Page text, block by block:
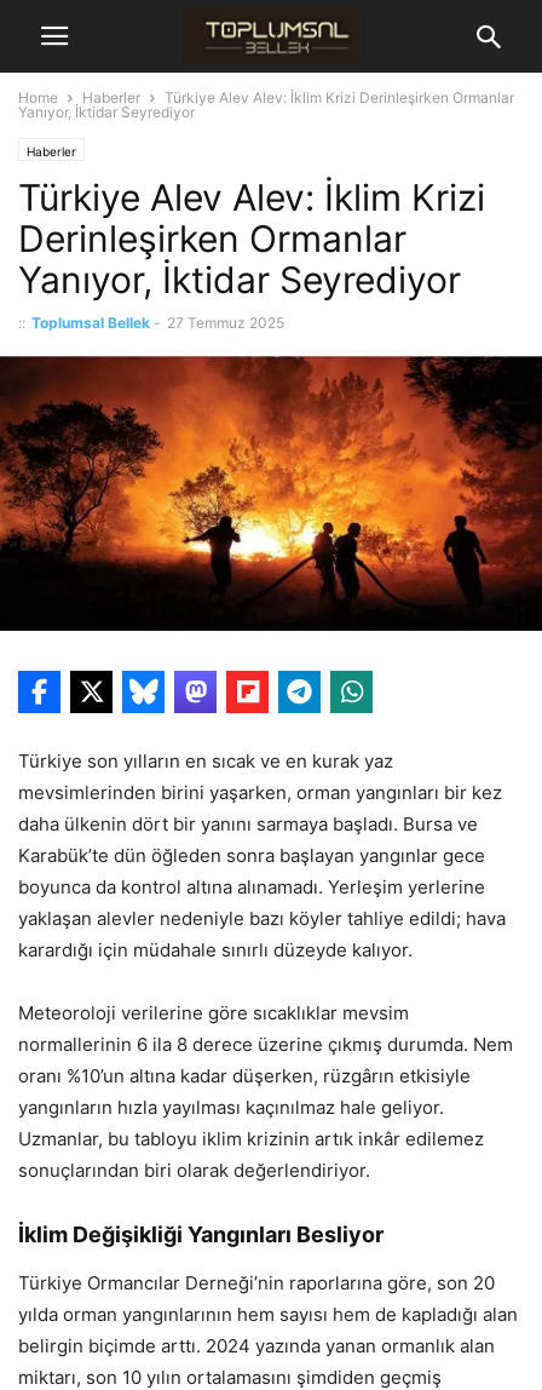
Home Haberler
Türkiye Alev Alev: İklim Krizi Derinleşirken Ormanlar
Yanıyor, İktidar Seyrediyor
Haberler
Türkiye Alev Alev: İklim Krizi
Derinleşirken Ormanlar
Yanıyor, İktidar Seyrediyor
:: Toplumsal Bellek - 27 Temmuz 2025
Türkiye son yılların en sıcak ve en kurak yaz
mevsimlerinden birini yaşarken, orman yangınları bir kez
daha ülkenin dört bir yanını sarmaya başladı. Bursa ve
Karabük’te dün öğleden sonra başlayan yangınlar gece
boyunca da kontrol altına alınamadı. Yerleşim yerlerine
yaklaşan alevler nedeniyle bazı köyler tahliye edildi; hava
karardığı için müdahale sınırlı düzeyde kalıyor.
Meteoroloji verilerine göre sıcaklıklar mevsim
normallerinin 6 ila 8 derece üzerine çıkmış durumda. Nem
oranı %10’un altına kadar düşerken, rüzgârın etkisiyle
yangınların hızla yayılması kaçınılmaz hale geliyor.
Uzmanlar, bu tabloyu iklim krizinin artık inkâr edilemez
sonuçlarından biri olarak değerlendiriyor.
İklim Değişikliği Yangınları Besliyor
Türkiye Ormancılar Derneği’nin raporlarına göre, son 20
yılda orman yangınlarının hem sayısı hem de kapladığı alan
belirgin biçimde arttı. 2024 yazında yanan ormanlık alan
miktarı, son 10 yılın ortalamasını şimdiden geçmiş